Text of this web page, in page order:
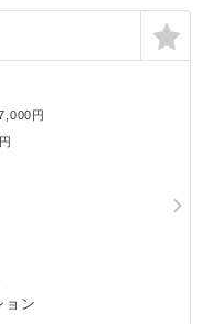
円
ョン